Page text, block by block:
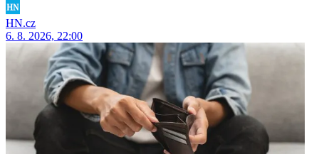
HN.cz
6. 8. 2026, 22:00